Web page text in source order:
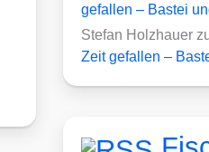
gefallen – Bastei
Stefan Holzhauer
Zeit gefallen –